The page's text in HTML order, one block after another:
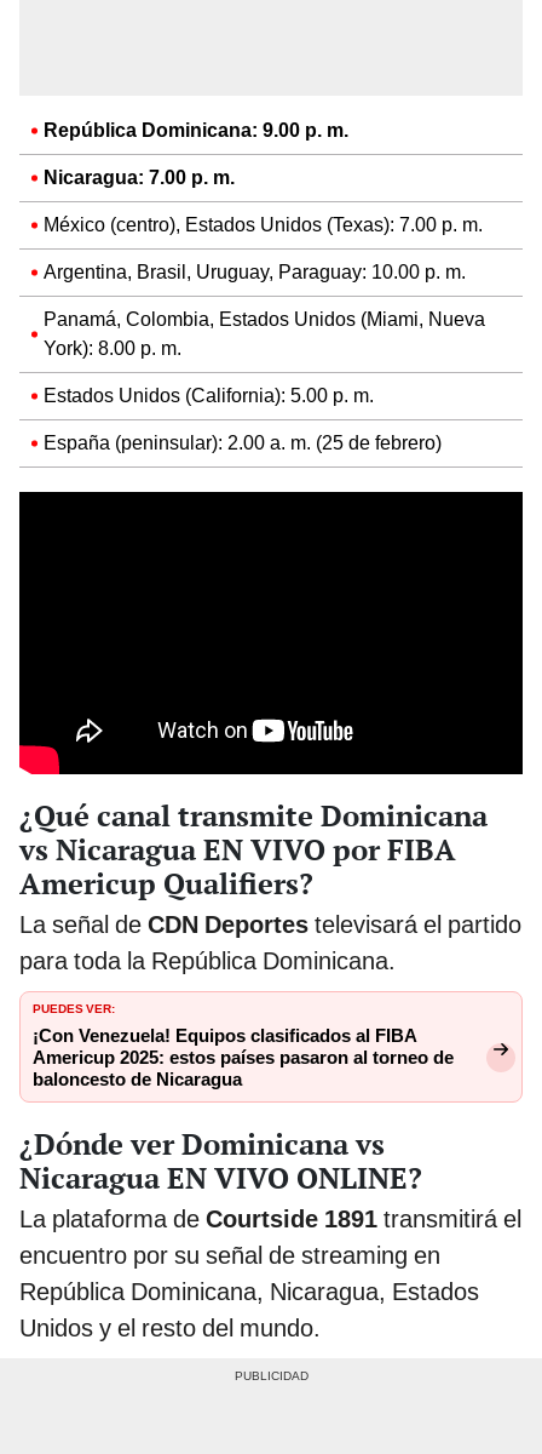
República Dominicana: 9.00 p. m.
Nicaragua: 7.00 p. m.
México (centro), Estados Unidos (Texas): 7.00 p. m.
Argentina, Brasil, Uruguay, Paraguay: 10.00 p. m.
Panamá, Colombia, Estados Unidos (Miami, Nueva
York): 8.00 p. m.
Estados Unidos (California): 5.00 p. m.
España (peninsular): 2.00 a. m. (25 de febrero)
¿Qué canal transmite Dominicana
vs Nicaragua EN VIVO por FIBA
Americup Qualifiers?
La señal de CDN Deportes televisará el partido
para toda la República Dominicana.
PUEDES VER:
¡Con Venezuela! Equipos clasificados al FIBA
Americup 2025: estos países pasaron al torneo de
baloncesto de Nicaragua
¿Dónde ver Dominicana vs
Nicaragua EN VIVO ONLINE?
La plataforma de Courtside 1891 transmitirá el
encuentro por su señal de streaming en
República Dominicana, Nicaragua, Estados
Unidos y el resto del mundo.